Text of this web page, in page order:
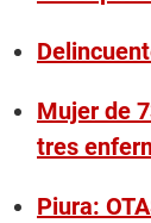
Mujer de
tres
Piura: